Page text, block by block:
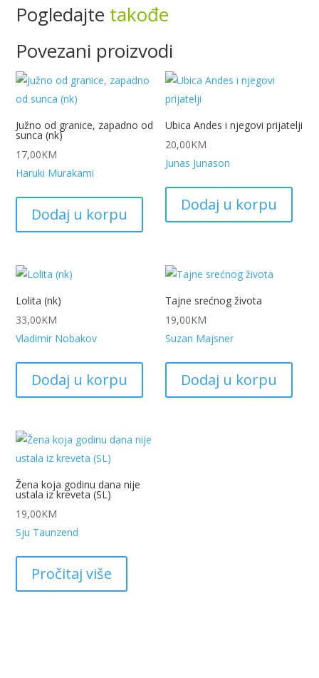
Pogledajte takođe
Povezani proizvodi
Južno od granice, zapadno od
sunca (nk)
17,00KM
Haruki Murakami
Dodaj u korpu
Ubica Andes i njegovi prijatelji
20,00KM
Junas Junason
Dodaj u korpu
Lolita (nk)
33,00KM
Vladimir Nobakov
Dodaj u korpu
Tajne srećnog života
19,00KM
Suzan Majsner
Dodaj u korpu
Žena koja godinu dana nije
ustala iz kreveta (SL)
19,00KM
Sju Taunzend
Pročitaj više